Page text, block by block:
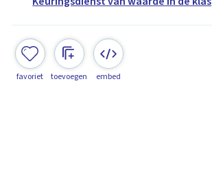
favoriet toevoegen embed